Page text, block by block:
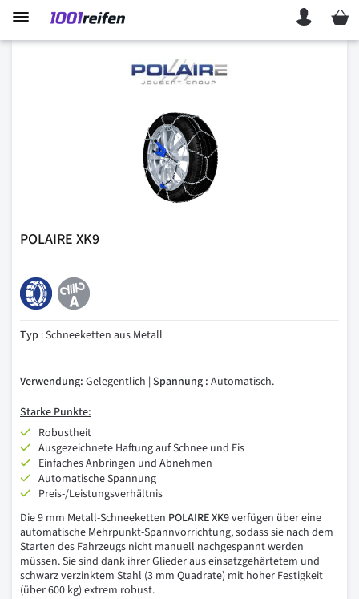
Mein
POLAIRE XK9
Typ : Schneeketten aus Metall
Verwendung: Gelegentlich | Spannung : Automatisch.
Starke Punkte:
Robustheit
Ausgezeichnete Haftung auf Schnee und Eis
Einfaches Anbringen und Abnehmen
Automatische Spannung
Preis-/Leistungsverhältnis
Die 9 mm Metall-Schneeketten POLAIRE XK9verfügen über eine
automatische Mehrpunkt-Spannvorrichtung, sodass sie nach dem
Starten des Fahrzeugs nicht manuell nachgespannt werden
müssen. Sie sind dank ihrer Glieder aus einsatzgehärtetem und
schwarz verzinktem Stahl (3 mm Quadrate) mit hoher Festigkeit
(über 600 kg) extrem robust.